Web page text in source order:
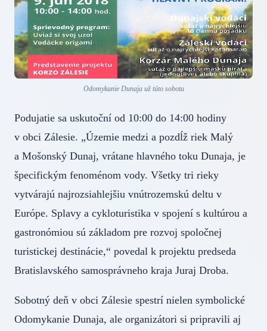
Odomykanie Dunaja už túto sobotu
Podujatie sa uskutoční od 10:00 do 14:00 hodiny
v obci Zálesie. „Územie medzi a pozdĺž riek Malý
a Mošonský Dunaj, vrátane hlavného toku Dunaja, je
špecifickým fenoménom vody. Všetky tri rieky
vytvárajú najrozsiahlejšiu vnútrozemskú deltu v
Európe. Splavy a cykloturistika v spojení s kultúrou a
gastronómiou sú základom pre rozvoj spoločnej
turistickej destinácie,“ povedal k projektu predseda
Bratislavského samosprávneho kraja Juraj Droba.
Sobotný deň v obci Zálesie spestrí nielen symbolické
Odomykanie Dunaja, ale organizátori si pripravili aj